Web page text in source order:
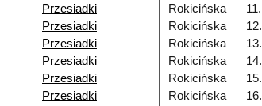
Przesiadki
Przesiadki
Przesiadki
Przesiadki
Przesiadki
Przesiadki
Rokicińska
11.
Rokicińska
12.
Rokicińska
13.
Rokicińska
14.
Rokicińska
15.
Rokicińska
16.